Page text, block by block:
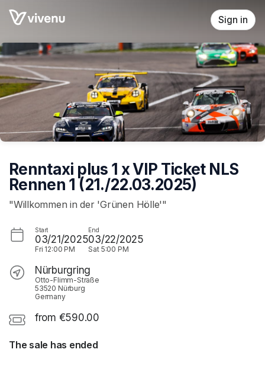
Skip header
Sign in
Renntaxi plus 1 x VIP Ticket NLS
Rennen 1 (21./22.03.2025)
"Willkommen in der 'Grünen Hölle'"
Start
03/21/2025
Fri 12:00 PM
End
03/22/2025
Sat 5:00 PM
Nürburgring
Otto-Flimm-Straße
53520 Nürburg
Germany
from €590.00
The sale has ended